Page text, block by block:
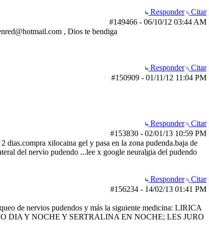
Responder
Citar
#149466 - 06/10/12 03:44 AM
, Dios te bendiga
Responder
Citar
#150909 - 01/11/12 11:04 PM
Responder
Citar
#153830 - 02/01/13 10:59 PM
dias.compra xilocaina gel y pasa en la zona pudenda.baja de
del nervio pudendo ...lee x google neuralgia del pudendo
Responder
Citar
#156234 - 14/02/13 01:41 PM
de nervios pudendos y más la siguiente medicina: LIRICA
Y NOCHE Y SERTRALINA EN NOCHE; LES JURO